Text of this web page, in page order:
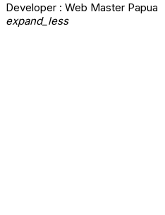
Developer : Web Master Papua
expand_less